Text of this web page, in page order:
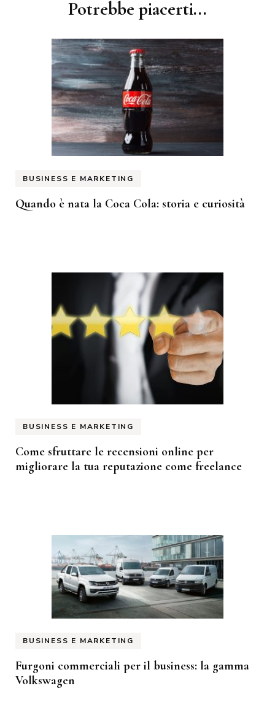
NavigazionePotrebbe piacerti...
BUSINESS E MARKETING
Quando è nata la Coca Cola: storia e curiosità
BUSINESS E MARKETING
Come sfruttare le recensioni online per
migliorare la tua reputazione come freelance
BUSINESS E MARKETING
Furgoni commerciali per il business: la gamma
Volkswagen